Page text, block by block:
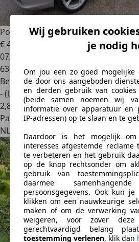
Porsche 911 911 3.6 Carrera
€ 42.250
07/2005
63.277 km
Benzine
- (l/100 km)
2,8
Particulier
NL 1435BZ
Wij gebruiken
je nodig
Om jou een zo goed mogelijke
de door ons aangeboden
en derden gebruik van
(beide samen noemen wij
informatie over apparatuur en
IP-adressen) op te slaan en te
Daardoor is het mogelijk
interesses afgestemde
te verbeteren en het gebruik
op de knop rechtsonder om
gebruik van
daarmee
persoonsgegevens. Ook kun
klikken om een nauwkeurige
maken of om de verwerking
weigeren, voor zover
gerechtvaardigd belang
toestemming verlenen, klik dan